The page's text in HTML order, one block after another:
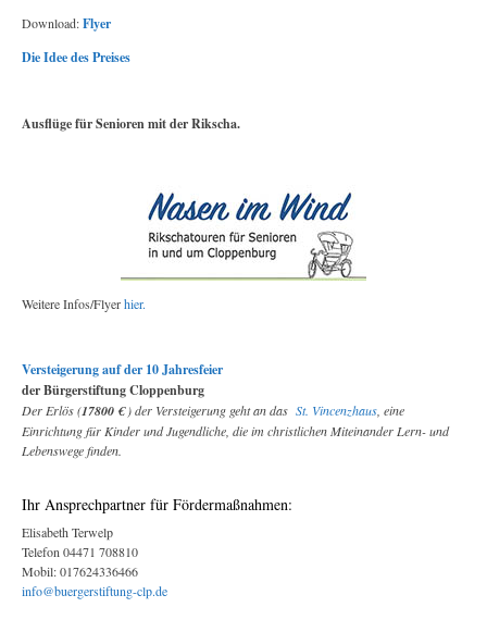
Download:Flyer
Die Idee des Preises
Ausflüge für Senioren mit der Rikscha.
Weitere Infos/Flyerhier.
Versteigerung auf der 10 Jahresfeier
der Bürgerstiftung Cloppenburg
Der Erlös (17800 €) der Versteigerung geht an das St. Vincenzhaus , eine
Einrichtung für Kinder und Jugendliche, die im christlichen Miteinander Lern- und
Lebenswege finden.
Ihr Ansprechpartner für Fördermaßnahmen:
Elisabeth Terwelp
Telefon 04471 708810
Mobil: 017624336466
info@buergerstiftung-clp.de